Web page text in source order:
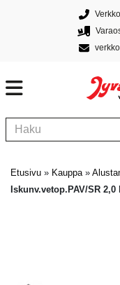
Etusivu » Kauppa»
Iskunv.vetop.PAV/SR 2,0